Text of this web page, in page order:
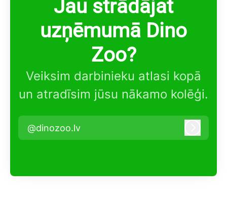
Jau strādājat
uzņēmumā Dino
Zoo?
Veiksim darbinieku atlasi kopā
un atradīsim jūsu nākamo kolēģi.
@dinozoo.lv